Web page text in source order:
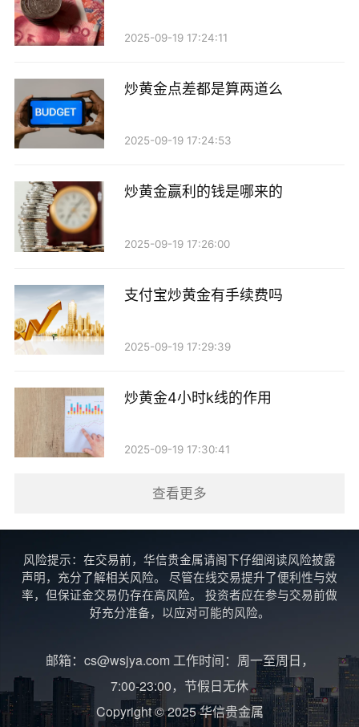
2025-09-19 17:24:11
炒黄金点差都是算两道么
2025-09-19 17:24:53
炒黄金赢利的钱是哪来的
2025-09-19 17:26:00
支付宝炒黄金有手续费吗
2025-09-19 17:29:39
炒黄金4小时k线的作用
2025-09-19 17:30:41
查看更多
风险提示：在交易前，华信贵金属请阁下仔细阅读风险披露
声明，充分了解相关风险。 尽管在线交易提升了便利性与效
率，但保证金交易仍存在高风险。 投资者应在参与交易前做
好充分准备，以应对可能的风险。
邮箱：cs@wsjya.com 工作时间：周一至周日，
7:00-23:00，节假日无休
Copyright © 2025 华信贵金属